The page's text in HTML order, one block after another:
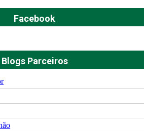
Facebook
Blogs Parceiros